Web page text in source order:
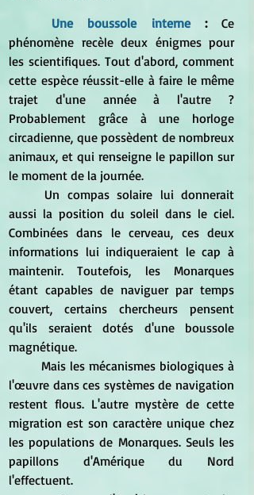
Une boussole interne : Ce
phénomène recèle deux énigmes pour
les scientifiques. Tout d'abord, comment
cette espèce réussit-elle à faire le même
trajet d'une année à l'autre ?
Probablement grâce à une horloge
circadienne, que possèdent de nombreux
animaux, et qui renseigne le papillon sur
le moment de la journée.
Un compas solaire lui donnerait
aussi la position du soleil dans le ciel.
Combinées dans le cerveau, ces deux
informations lui indiqueraient le cap à
maintenir. Toutefois, les Monarques
étant capables de naviguer par temps
couvert, certains chercheurs pensent
qu'ils seraient dotés d'une boussole
magnétique.
l'œuvre dans ces systèmes de navigation
restent flous. L'autre mystère de cette
migration est son caractère unique chez
les populations de Monarques. Seuls les
papillons d'Amérique du Nord
l'effectuent.